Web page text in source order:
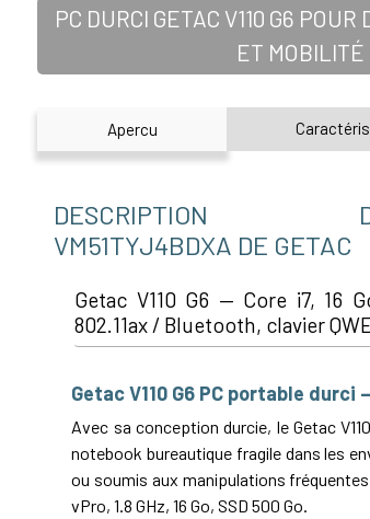
PC DURCI GETAC V110 G6
ET
Apercu
DESCRIPTION
VM51TYJ4BDXA DE GETAC
Getac V110 G6 — Core i7, 16
802.11ax / Bluetooth, clavier
Getac V110 G6 PC portable durci
Avec sa conception durcie, le Getac
notebook bureautique fragile dans les
ou soumis aux manipulations
vPro, 1.8 GHz, 16 Go, SSD 500 Go.